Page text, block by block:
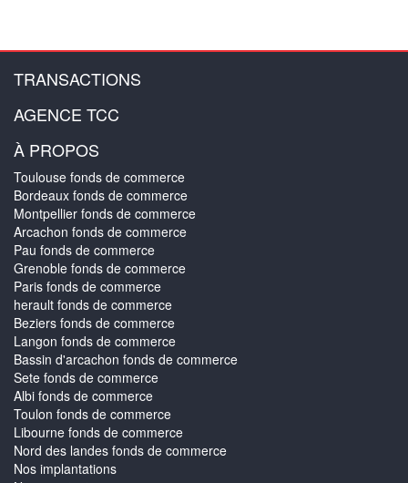
TRANSACTIONS
AGENCE TCC
À PROPOS
Toulouse fonds de commerce
Bordeaux fonds de commerce
Montpellier fonds de commerce
Arcachon fonds de commerce
Pau fonds de commerce
Grenoble fonds de commerce
Paris fonds de commerce
herault fonds de commerce
Beziers fonds de commerce
Langon fonds de commerce
Bassin d'arcachon fonds de commerce
Sete fonds de commerce
Albi fonds de commerce
Toulon fonds de commerce
Libourne fonds de commerce
Nord des landes fonds de commerce
Nos implantations